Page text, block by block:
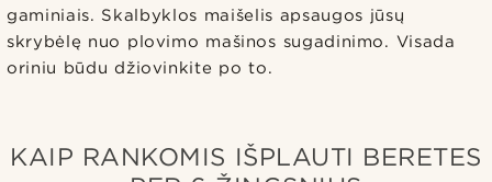
gaminiais. Skalbyklos maišelis apsaugos jūsų
skrybėlę nuo plovimo mašinos sugadinimo. Visada
oriniu būdu džiovinkite po to.
KAIP RANKOMIS IŠPLAUTI BERETES